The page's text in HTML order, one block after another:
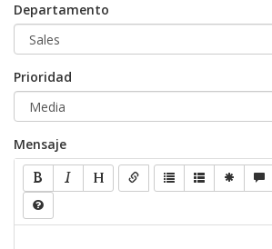
Departamento
Prioridad
Mensaje